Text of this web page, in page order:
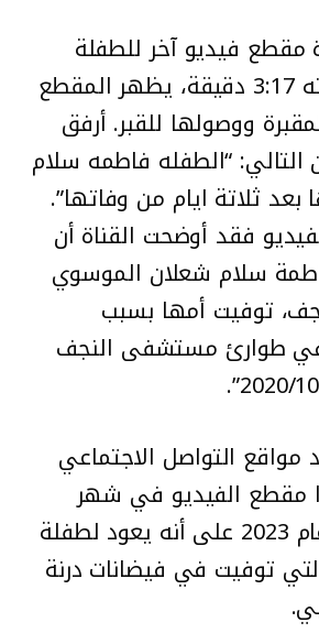
مقطع فيديو آخر للطفلة
بذات التاريخ مدته 3:17 دقيقة، يظهر المقطع
ووصولها للقبر. أرفق
التالي: “الطفله فاطمه سلام
بعد ثلاتة ايام من وفاتها”.
فقد أوضحت القناة أن
سلام شعلان الموسوي
توفيت أمها بسبب
طوارئ مستشفى النجف
مواقع التواصل الاجتماعي
مقطع الفيديو في شهر
أيلول الماضي عام 2023 على أنه يعود لطفلة
توفيت في فيضانات درنة